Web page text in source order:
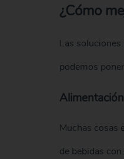
¿Cómo
Las
podemos
Muchas cosas
de bebidas